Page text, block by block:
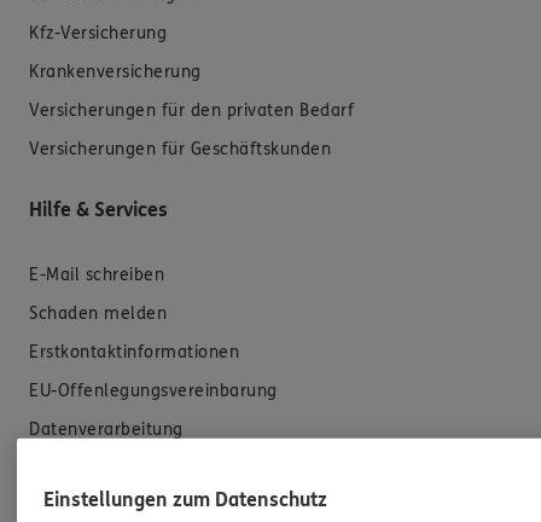
Kfz-Versicherung
Krankenversicherung
Versicherungen für den privaten Bedarf
Versicherungen für Geschäftskunden
Hilfe & Services
E-Mail schreiben
Schaden melden
Erstkontaktinformationen
EU-Offenlegungsvereinbarung
Datenverarbeitung
Das könnte Sie auch interessieren
Einstellungen zum Datenschutz